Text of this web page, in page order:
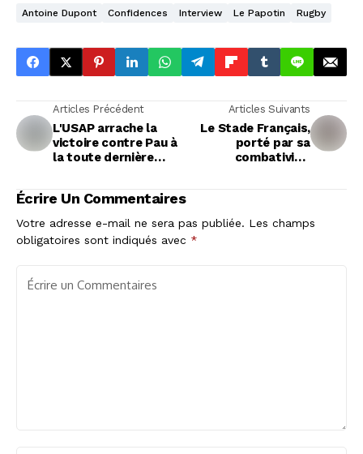
Antoine Dupont Confidences Interview Le Papotin Rugby
Articles Précédent
L'USAP arrache la
victoire contre Pau à
la toute dernière
Articles Suivants
Le Stade Français,
porté par sa
combativité,
Écrire Un Commentaires
Votre adresse e-mail ne sera pas publiée. Les champs
obligatoires sont indiqués avec *